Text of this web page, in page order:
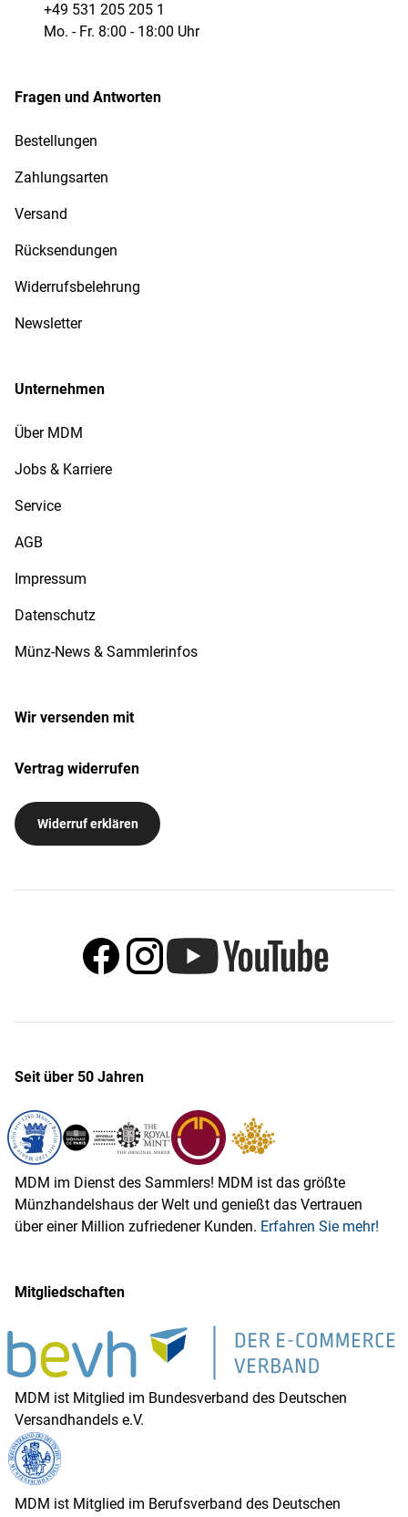
+49 531 205 205 1
Mo. - Fr. 8:00 - 18:00 Uhr
Fragen und Antworten
Bestellungen
Zahlungsarten
Versand
Rücksendungen
Widerrufsbelehrung
Newsletter
Unternehmen
Über MDM
Jobs & Karriere
Service
AGB
Impressum
Datenschutz
Münz-News & Sammlerinfos
Wir versenden mit
Vertrag widerrufen
Widerruf erklären
Seit über 50 Jahren
MDM im Dienst des Sammlers! MDM ist das größte
Münzhandelshaus der Welt und genießt das Vertrauen
über einer Million zufriedener Kunden. Erfahren Sie mehr!
Mitgliedschaften
MDM ist Mitglied im Bundesverband des Deutschen
Versandhandels e.V.
MDM ist Mitglied im Berufsverband des Deutschen